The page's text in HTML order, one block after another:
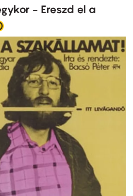
- Ereszd el a